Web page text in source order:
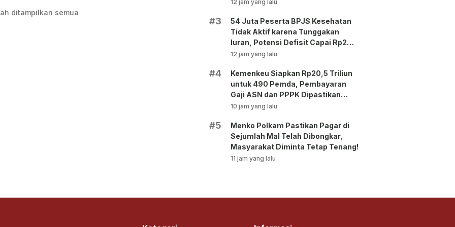
ditampilkan semua
12 jam yang lalu
#3
54 Juta Peserta BPJS Kesehatan
Tidak Aktif karena Tunggakan
Iuran, Potensi Defisit Capai Rp2
Triliun per Bulan!
12 jam yang lalu
#4
Kemenkeu Siapkan Rp20,5 Triliun
untuk 490 Pemda, Pembayaran
Gaji ASN dan PPPK Dipastikan
Tetap Berjalan!
10 jam yang lalu
#5
Menko Polkam Pastikan Pagar di
Sejumlah Mal Telah Dibongkar,
Masyarakat Diminta Tetap Tenang!
11 jam yang lalu